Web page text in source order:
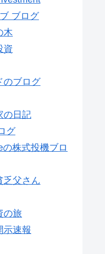
ブログ
木
資
のブログ
の日記
グ
株式投機ブロ
乏父さん
の旅
示速報